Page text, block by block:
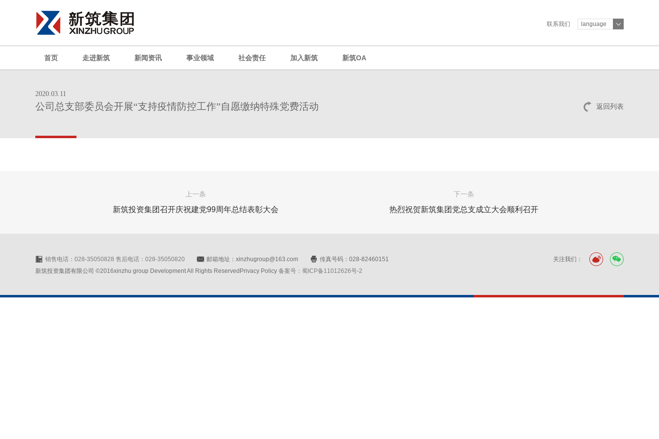
联系我们 language
首页 走进新筑 新闻资讯 事业领域 社会责任 加入新筑 新筑OA
返回列表
2020.03.11
公司总支部委员会开展“支持疫情防控工作”自愿缴纳特殊党费活动
上一条
新筑投资集团召开庆祝建党99周年总结表彰大会
下一条
热烈祝贺新筑集团党总支成立大会顺利召开
关注我们：
销售电话：028-35050828 售后电话：028-35050820 邮箱地址：xinzhugroup@163.com
传真号码：028-82460151
新筑投资集团有限公司 ©2016xinzhu group Development All Rights ReservedPrivacy Policy 备案号：蜀ICP备11012626号-2